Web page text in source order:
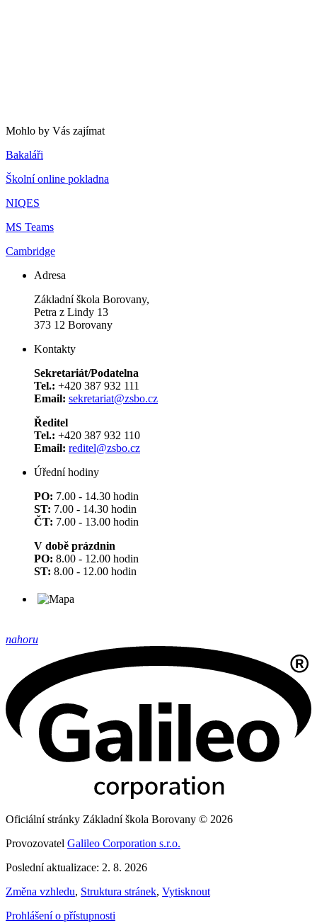
Mohlo by Vás zajímat
Bakaláři
Školní online pokladna
NIQES
MS Teams
Cambridge
Adresa
Základní škola Borovany,
Petra z Lindy 13
373 12 Borovany
Kontakty
Sekretariát/Podatelna
Tel.: +420 387 932 111
Email: sekretariat@zsbo.cz
Ředitel
Tel.: +420 387 932 110
Email: reditel@zsbo.cz
Úřední hodiny
PO: 7.00 - 14.30 hodin
ST: 7.00 - 14.30 hodin
ČT: 7.00 - 13.00 hodin
V době prázdnin
PO: 8.00 - 12.00 hodin
ST: 8.00 - 12.00 hodin
nahoru
Oficiální stránky Základní škola Borovany © 2026
Provozovatel Galileo Corporation s.r.o.
Poslední aktualizace: 2. 8. 2026
Změna vzhledu, Struktura stránek, Vytisknout
Prohlášení o přístupnosti